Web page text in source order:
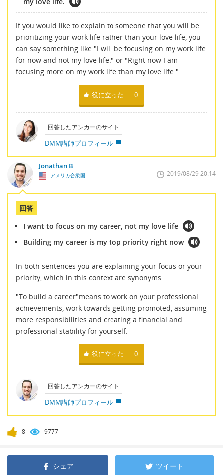
If you would like to explain to someone that you will be
prioritizing your work life rather than your love life, you
can say something like "I will be focusing on my work life
for now and not my love life." or "Right now I am
focusing more on my work life than my love life.".
役に立った 0
回答したアンカーのサイト
DMM講師プロフィール
Jonathan B
アメリカ合衆国 2019/08/29 20:14
回答
I want to focus on my career, not my love life
Building my career is my top priority right now
In both sentences you are explaining your focus or your
priority, which in this context are synonyms.
"To build a career"means to work on your professional
achievements, work towards getting promoted, assuming
more responsibilities and creating a financial and
professional stability for yourself.
役に立った 0
回答したアンカーのサイト
DMM講師プロフィール
8 9777
シェア ツイート